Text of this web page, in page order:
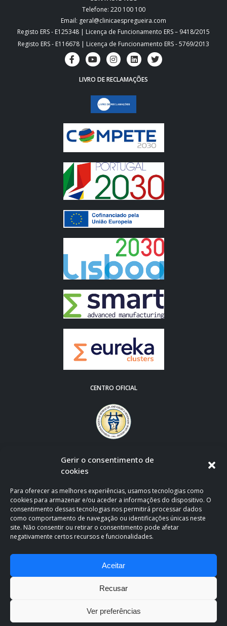
Gerir o consentimento de
cookies
Para oferecer as melhores experiências, usamos tecnologias como
cookies para armazenar e/ou aceder a informações do dispositivo. O
consentimento dessas tecnologias nos permitirá processar dados
como comportamento de navegação ou identificações únicas neste
site. Não consentir ou retirar o consentimento pode afetar
negativamente certos recursos e funcionalidades.
Aceitar
Recusar
Ver preferências
Telefone: 220 100 100
Email: geral@clinicaespregueira.com
Registo ERS - E125348 | Licença de Funcionamento ERS – 9418/2015
Registo ERS - E116678 | Licença de Funcionamento ERS - 5769/2013
LIVRO DE RECLAMAÇÕES
CENTRO OFICIAL